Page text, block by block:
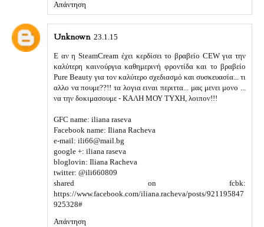
Απάντηση
Unknown 23.1.15
Ε αν η SteamCream έχει κερδίσει το βραβείο CEW για την
καλύτερη καινούργια καθημερινή φροντίδα και το βραβείο
Pure Beauty για τον καλύτερο σχεδιασμό και συσκευασία... τι
αλλο να πουμε??!! τα λογια ειναι περιττα... μας μενει μονο ...
να την δοκιμασουμε - ΚΑΛΗ ΜΟΥ ΤΥΧΗ, λοιπον!!!
GFC name: iliana raseva
Facebook name: Iliana Racheva
e-mail: ili66@mail.bg
google +: iliana raseva
bloglovin: Iliana Racheva
twitter: @ili660809
shared on fcbk:
https://www.facebook.com/iliana.racheva/posts/921195847
925328#
Απάντηση